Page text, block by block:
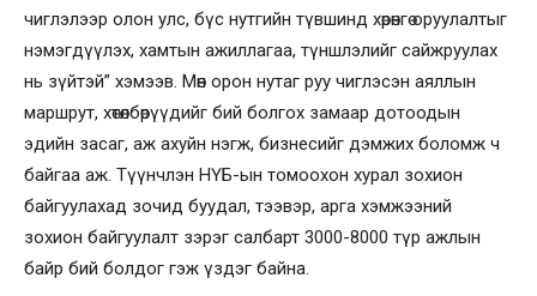
чиглэлээр олон улс, бүс нутгийн түвшинд хөрөнгө оруулалтыг
нэмэгдүүлэх, хамтын ажиллагаа, түншлэлийг сайжруулах
нь зүйтэй” хэмээв. Мөн орон нутаг руу чиглэсэн аяллын
маршрут, хөтөлбөрүүдийг бий болгох замаар дотоодын
эдийн засаг, аж ахуйн нэгж, бизнесийг дэмжих боломж ч
байгаа аж. Түүнчлэн НҮБ-ын томоохон хурал зохион
байгуулахад зочид буудал, тээвэр, арга хэмжээний
зохион байгуулалт зэрэг салбарт 3000-8000 түр ажлын
байр бий болдог гэж үздэг байна.